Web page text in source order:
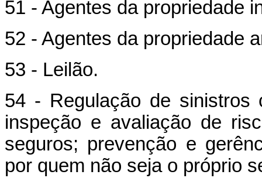
51 - Agentes da propriedade
52 - Agentes da propriedade
53 - Leilão.
54 - Regulação de sinistros
inspeção e avaliação de
seguros; prevenção e
por quem não seja o próprio